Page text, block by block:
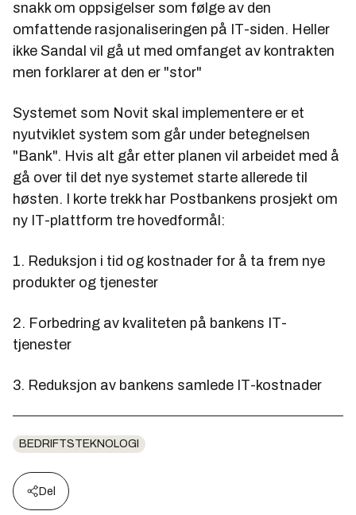
snakk om oppsigelser som følge av den
omfattende rasjonaliseringen på IT-siden. Heller
ikke Sandal vil gå ut med omfanget av kontrakten
men forklarer at den er "stor"
Systemet som Novit skal implementere er et
nyutviklet system som går under betegnelsen
"Bank". Hvis alt går etter planen vil arbeidet med å
gå over til det nye systemet starte allerede til
høsten. I korte trekk har Postbankens prosjekt om
ny IT-plattform tre hovedformål:
1. Reduksjon i tid og kostnader for å ta frem nye
produkter og tjenester
2. Forbedring av kvaliteten på bankens IT-
tjenester
3. Reduksjon av bankens samlede IT-kostnader
BEDRIFTSTEKNOLOGI
Del